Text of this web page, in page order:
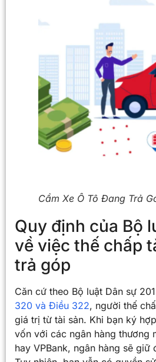
Cầm Xe Ô Tô Đang Trả
Quy định của Bộ
về việc thế chấp
trả góp
Căn cứ theo Bộ luật Dân sự
320 và Điều 322, người thế
giá trị từ tài sản. Khi bạn ký
vốn với các ngân hàng thương
hay VPBank, ngân hàng sẽ